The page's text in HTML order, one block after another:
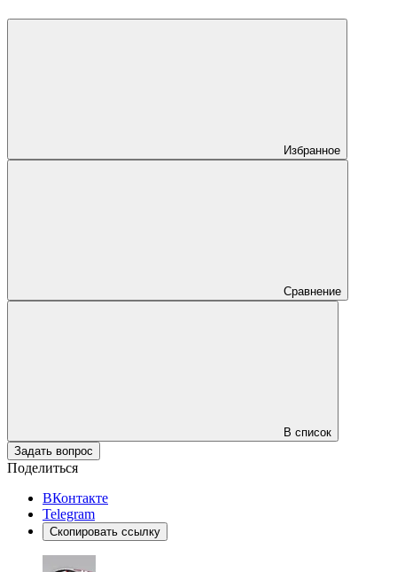
Избранное
Сравнение
В список
Задать вопрос
Поделиться
ВКонтакте
Telegram
Скопировать ссылку